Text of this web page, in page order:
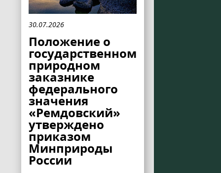
30.07.2026
Положение о
государственном
природном
заказнике
федерального
значения
«Ремдовский»
утверждено
приказом
Минприроды
России